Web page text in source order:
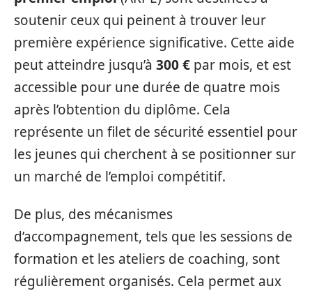
soutenir ceux qui peinent à trouver leur
première expérience significative. Cette aide
peut atteindre jusqu’à 300 € par mois, et est
accessible pour une durée de quatre mois
après l’obtention du diplôme. Cela
représente un filet de sécurité essentiel pour
les jeunes qui cherchent à se positionner sur
un marché de l’emploi compétitif.
De plus, des mécanismes
d’accompagnement, tels que les sessions de
formation et les ateliers de coaching, sont
régulièrement organisés. Cela permet aux